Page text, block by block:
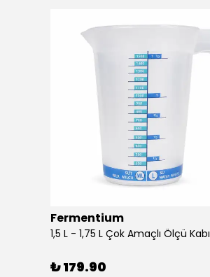
Fermentium
₺ 179.90